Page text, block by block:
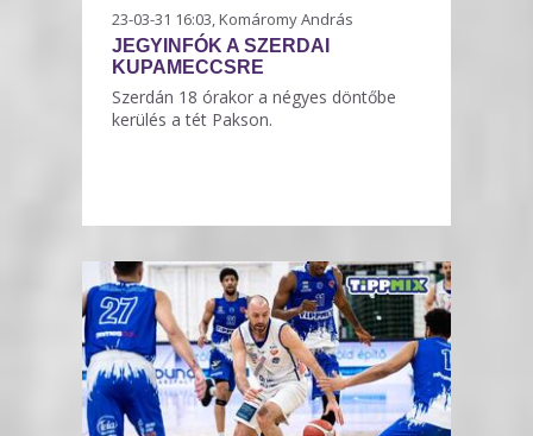
23-03-31 16:03, Komáromy András
JEGYINFÓK A SZERDAI
KUPAMECCSRE
Szerdán 18 órakor a négyes döntőbe
kerülés a tét Pakson.